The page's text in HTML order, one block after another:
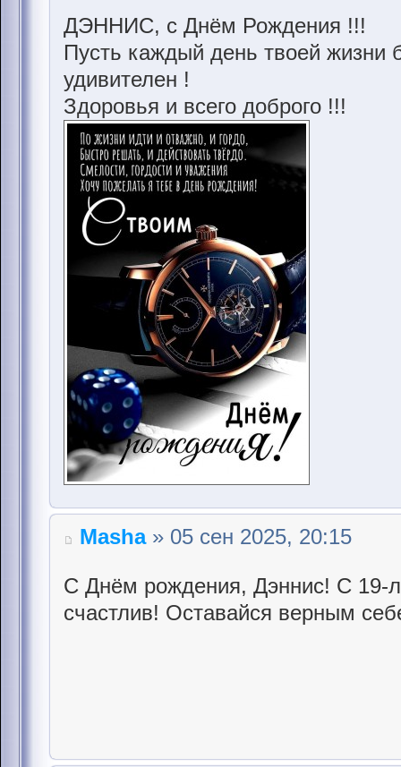
ДЭННИС, с Днём Рождения !!!
Пусть каждый день твоей жизни
удивителен !
Здоровья и всего доброго !!!
Masha» 05 сен 2025, 20:15
С Днём рождения, Дэннис! С 19-
счастлив! Оставайся верным